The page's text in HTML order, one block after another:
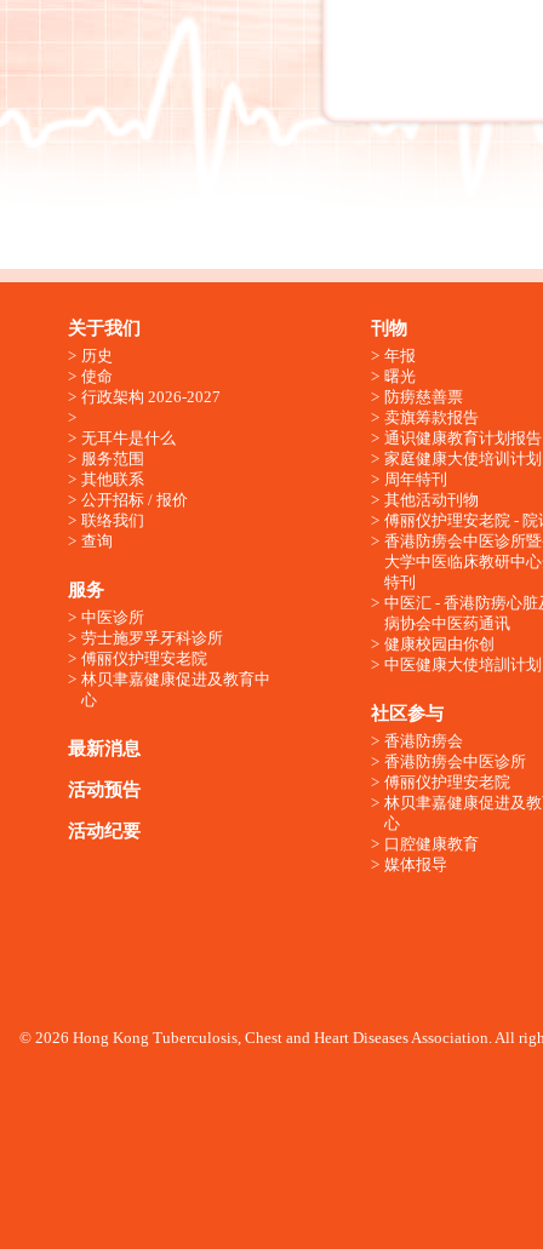
关于我们
历史
使命
行政架构 2026-2027
无耳牛是什么
服务范围
其他联系
公开招标 / 报价
联络我们
查询
服务
中医诊所
劳士施罗孚牙科诊所
傅丽仪护理安老院
林贝聿嘉健康促进及教育中
心
最新消息
活动预告
活动纪要
刊物
年报
曙光
防痨慈善票
卖旗筹款报告
通识健康教育计划报告
家庭健康大使培训计划
周年特刊
其他活动刊物
傅丽仪护理安老院 - 院
香港防痨会中医诊所
大学中医临床教研中
特刊
中医汇 - 香港防痨心脏
病协会中医药通讯
健康校园由你创
中医健康大使培訓计划
社区参与
香港防痨会
香港防痨会中医诊所
傅丽仪护理安老院
林贝聿嘉健康促进及
心
口腔健康教育
媒体报导
© 2026 Hong Kong Tuberculosis, Chest and Heart Diseases Association. All